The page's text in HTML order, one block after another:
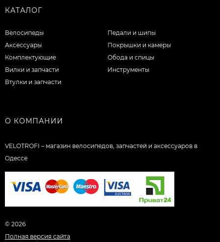
КАТАЛОГ
Велосипеды
Аксессуары
Комплектующие
Вилки и запчасти
Втулки и запчасти
Педали и шипы
Покрышки и камеры
Обода и спицы
Инструменты
О КОМПАНИИ
VELOTROFI – магазин велосипедов, запчастей и аксессуаров в
Одессе
© 2026
Полная версия сайта